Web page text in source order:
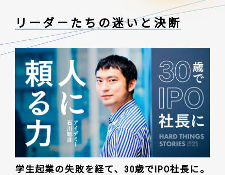
リーダーたちの迷いと決断
学生起業の失敗を経て、30歳でIPO社長に。